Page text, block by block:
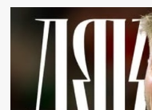
Житомирі
горів
приватний
будинок:
травмувався
чоловік